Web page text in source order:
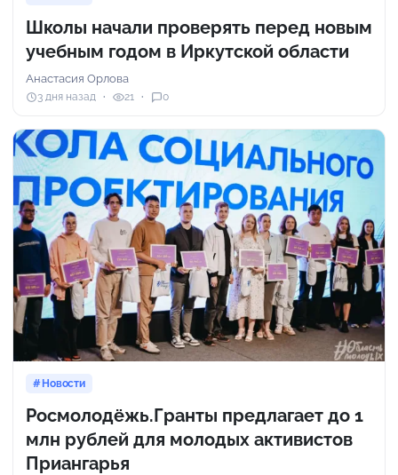
Школы начали проверять перед новым
учебным годом в Иркутской области
Анастасия Орлова
3 дня назад 21 0
Новости
Росмолодёжь.Гранты предлагает до 1
млн рублей для молодых активистов
Приангарья